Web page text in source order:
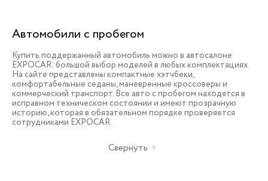
Автомобили с пробегом
Купить поддержанный автомобиль можно в автосалоне
EXPOCAR: большой выбор моделей в любых комплектациях.
На сайте представлены компактные хэтчбеки,
комфортабельные седаны, маневренные кроссоверы и
коммерческий транспорт. Все авто с пробегом находятся в
исправном техническом состоянии и имеют прозрачную
историю, которая в обязательном порядке проверяется
сотрудниками EXPOCAR.
Свернуть